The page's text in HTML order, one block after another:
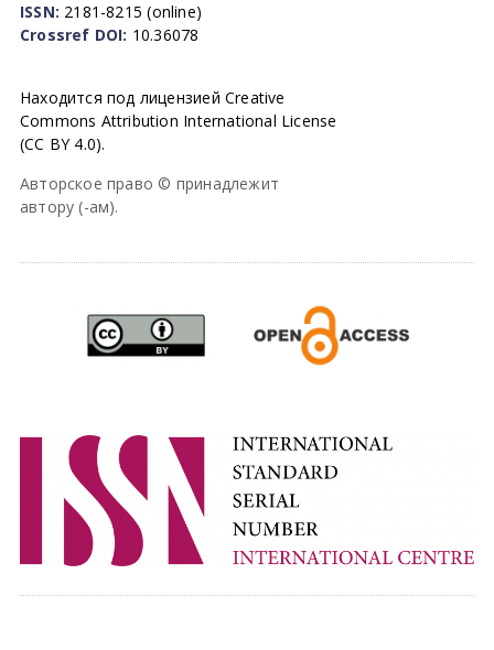
ISSN: 2181-8215 (online)
Crossref DOI: 10.36078
Находится под лицензией Creative
Commons Attribution International License
(CC BY 4.0).
Авторское право © принадлежит
автору (-ам).